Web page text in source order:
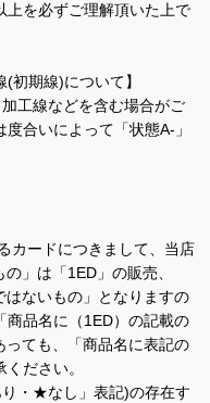
上を必ずご理解頂いた上で
初期線)について】
工線などを含む場合がご
合いによって「状態A-」
カードにつきまして、当店
」は「1ED」の販売、
はないもの」となりますの
商品名に（1ED）の記載の
っても、「商品名に表記の
ださい。
・★なし」表記)の存在す